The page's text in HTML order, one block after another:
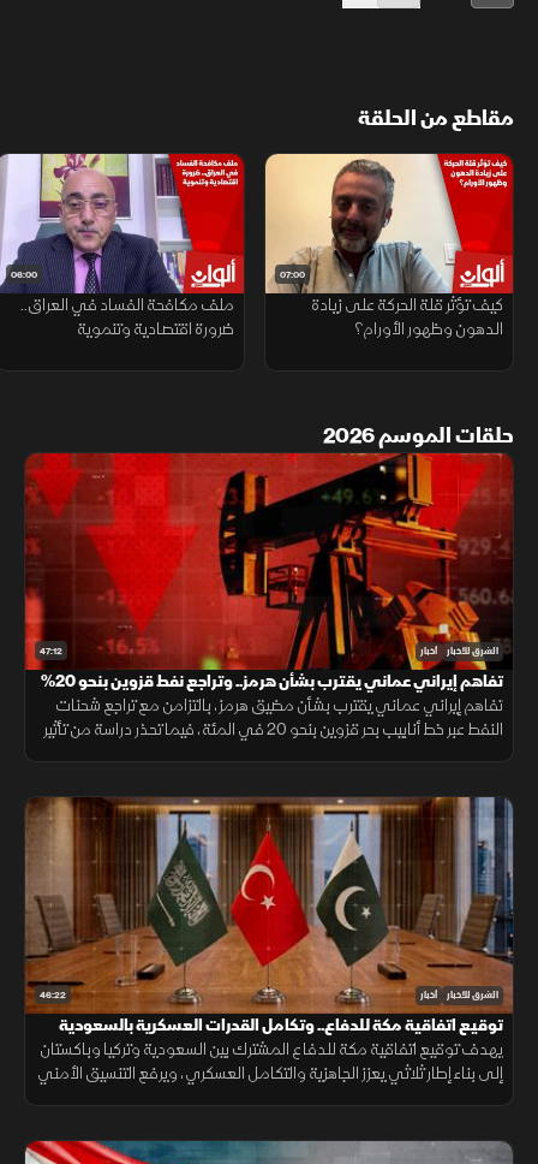
مقاطع من الحلقة
07:00
كيف تؤثر قلة الحركة على زيادة
الدهون وظهور الأورام؟
06:00
ملف مكافحة الفساد في العراق..
ضرورة اقتصادية وتنموية
حلقات الموسم 2026
47:12 الشرق للأخبار أخبار
تفاهم إيراني عماني يقترب بشأن هرمز.. وتراجع نفط قزوين بنحو 20%
تفاهم إيراني عماني يقترب بشأن مضيق هرمز، بالتزامن مع تراجع شحنات
النفط عبر خط أنابيب بحر قزوين بنحو 20 في المئة، فيما تحذر دراسة من تأثير
46:22 الشرق للأخبار أخبار
توقيع اتفاقية مكة للدفاع.. وتكامل القدرات العسكرية بالسعودية
يهدف توقيع اتفاقية مكة للدفاع المشترك بين السعودية وتركيا وباكستان
إلى بناء إطار ثلاثي يعزز الجاهزية والتكامل العسكري، ويرفع التنسيق الأمني